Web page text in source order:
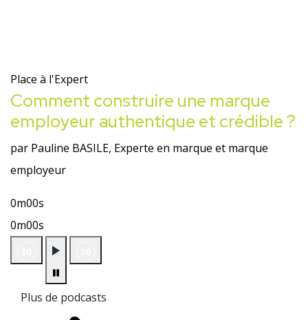
Place à l'Expert
Comment construire une marque
employeur authentique et crédible ?
par Pauline BASILE, Experte en marque et marque
employeur
0m00s
0m00s
Plus de podcasts